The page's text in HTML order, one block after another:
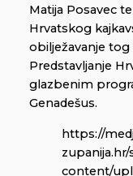
Matija Posavec
Hrvatskog
obilježavanje tog
Predstavljanje
glazbenim
Genadešus.
https://
content/